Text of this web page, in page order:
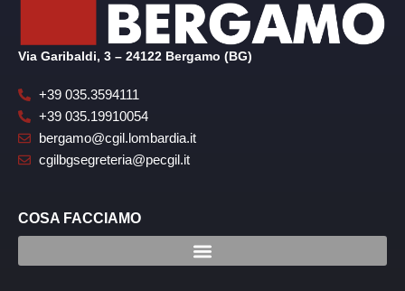
Via Garibaldi, 3 – 24122 Bergamo (BG)
+39 035.3594111
+39 035.19910054
bergamo@cgil.lombardia.it
cgilbgsegreteria@pecgil.it
COSA FACCIAMO